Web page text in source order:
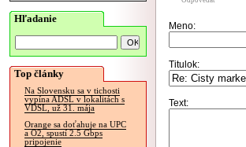
Hľadanie
Top články
Na Slovensku sa v tichosti
vypína ADSL v lokalitách s
VDSL, už 31. mája
Orange sa doťahuje na UPC
a O2, spustí 2.5 Gbps
pripojenie
Meno:
Titulok:
Text: